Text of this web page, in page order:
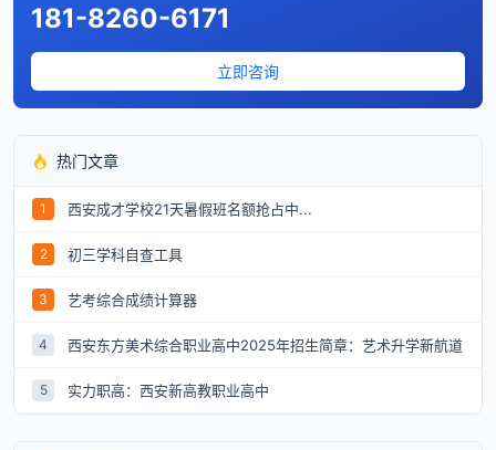
181-8260-6171
立即咨询
热门文章
1 西安成才学校21天暑假班名额抢占中...
2 初三学科自查工具
3 艺考综合成绩计算器
4 西安东方美术综合职业高中2025年招生简章：艺术升学新航道
5 实力职高：西安新高教职业高中